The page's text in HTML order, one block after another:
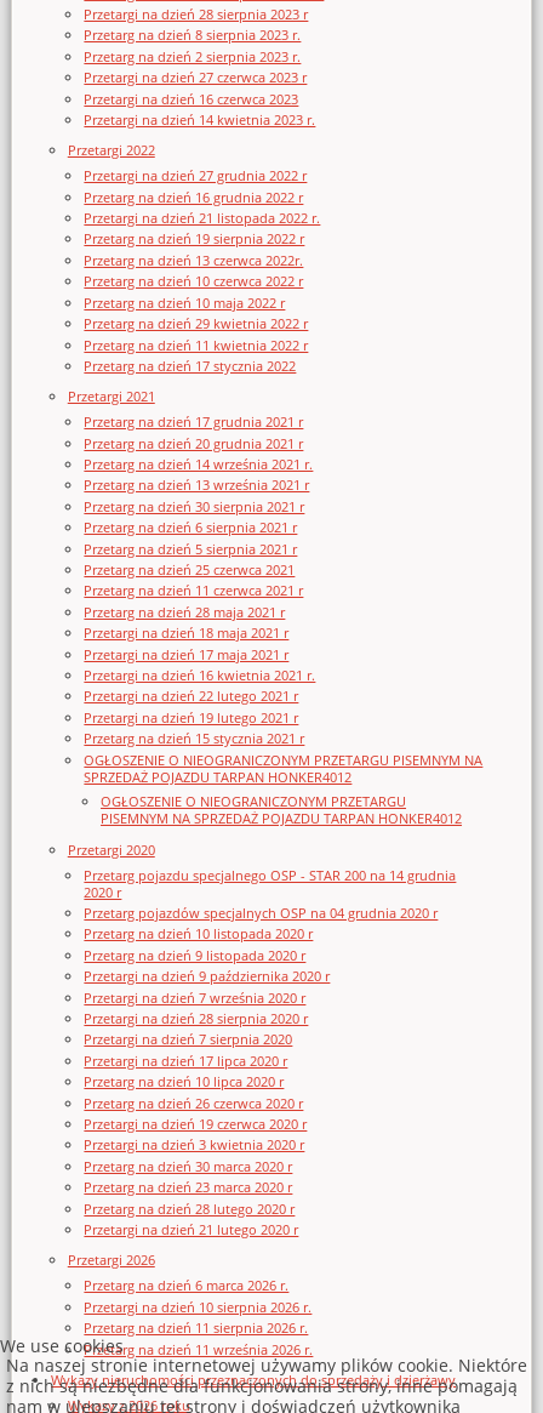
Przetargi na dzień 28 sierpnia 2023 r
Przetarg na dzień 8 sierpnia 2023 r.
Przetarg na dzień 2 sierpnia 2023 r.
Przetargi na dzień 27 czerwca 2023 r
Przetargi na dzień 16 czerwca 2023
Przetargi na dzień 14 kwietnia 2023 r.
Przetargi 2022
Przetargi na dzień 27 grudnia 2022 r
Przetarg na dzień 16 grudnia 2022 r
Przetargi na dzień 21 listopada 2022 r.
Przetarg na dzień 19 sierpnia 2022 r
Przetarg na dzień 13 czerwca 2022r.
Przetarg na dzień 10 czerwca 2022 r
Przetarg na dzień 10 maja 2022 r
Przetarg na dzień 29 kwietnia 2022 r
Przetarg na dzień 11 kwietnia 2022 r
Przetarg na dzień 17 stycznia 2022
Przetargi 2021
Przetarg na dzień 17 grudnia 2021 r
Przetarg na dzień 20 grudnia 2021 r
Przetarg na dzień 14 września 2021 r.
Przetarg na dzień 13 września 2021 r
Przetarg na dzień 30 sierpnia 2021 r
Przetarg na dzień 6 sierpnia 2021 r
Przetarg na dzień 5 sierpnia 2021 r
Przetarg na dzień 25 czerwca 2021
Przetarg na dzień 11 czerwca 2021 r
Przetarg na dzień 28 maja 2021 r
Przetargi na dzień 18 maja 2021 r
Przetargi na dzień 17 maja 2021 r
Przetargi na dzień 16 kwietnia 2021 r.
Przetargi na dzień 22 lutego 2021 r
Przetargi na dzień 19 lutego 2021 r
Przetarg na dzień 15 stycznia 2021 r
OGŁOSZENIE O NIEOGRANICZONYM PRZETARGU PISEMNYM NA
SPRZEDAŻ POJAZDU TARPAN HONKER4012
OGŁOSZENIE O NIEOGRANICZONYM PRZETARGU
PISEMNYM NA SPRZEDAŻ POJAZDU TARPAN HONKER4012
Przetargi 2020
Przetarg pojazdu specjalnego OSP - STAR 200 na 14 grudnia
2020 r
Przetarg pojazdów specjalnych OSP na 04 grudnia 2020 r
Przetarg na dzień 10 listopada 2020 r
Przetarg na dzień 9 listopada 2020 r
Przetargi na dzień 9 października 2020 r
Przetargi na dzień 7 września 2020 r
Przetargi na dzień 28 sierpnia 2020 r
Przetargi na dzień 7 sierpnia 2020
Przetargi na dzień 17 lipca 2020 r
Przetarg na dzień 10 lipca 2020 r
Przetarg na dzień 26 czerwca 2020 r
Przetargi na dzień 19 czerwca 2020 r
Przetargi na dzień 3 kwietnia 2020 r
Przetarg na dzień 30 marca 2020 r
Przetarg na dzień 23 marca 2020 r
Przetarg na dzień 28 lutego 2020 r
Przetargi na dzień 21 lutego 2020 r
Przetargi 2026
Przetarg na dzień 6 marca 2026 r.
Przetargi na dzień 10 sierpnia 2026 r.
Przetarg na dzień 11 sierpnia 2026 r.
Przetarg na dzień 11 września 2026 r.
Wykazy nieruchomości przeznaczonych do sprzedaży i dzierżawy
Wykazy z 2026 roku
We use cookies
Na naszej stronie internetowej używamy plików cookie. Niektóre
z nich są niezbędne dla funkcjonowania strony, inne pomagają
nam w ulepszaniu tej strony i doświadczeń użytkownika